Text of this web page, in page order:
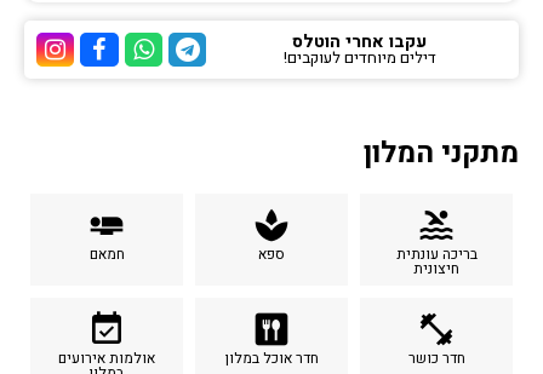
ערוץ ערוץ
ערוץ הוואטסאפ של
ערוץ הטלגרם של הוטלס
עקבו אחרי הוטלס
דילים מיוחדים לעוקבים!
מתקני המלון
pool
בריכה עונתית
חיצונית
spa
ספא
airline_seat_flat
חמאם
fitness_center
חדר כושר
dining
חדר אוכל במלון
event_available
אולמות אירועים